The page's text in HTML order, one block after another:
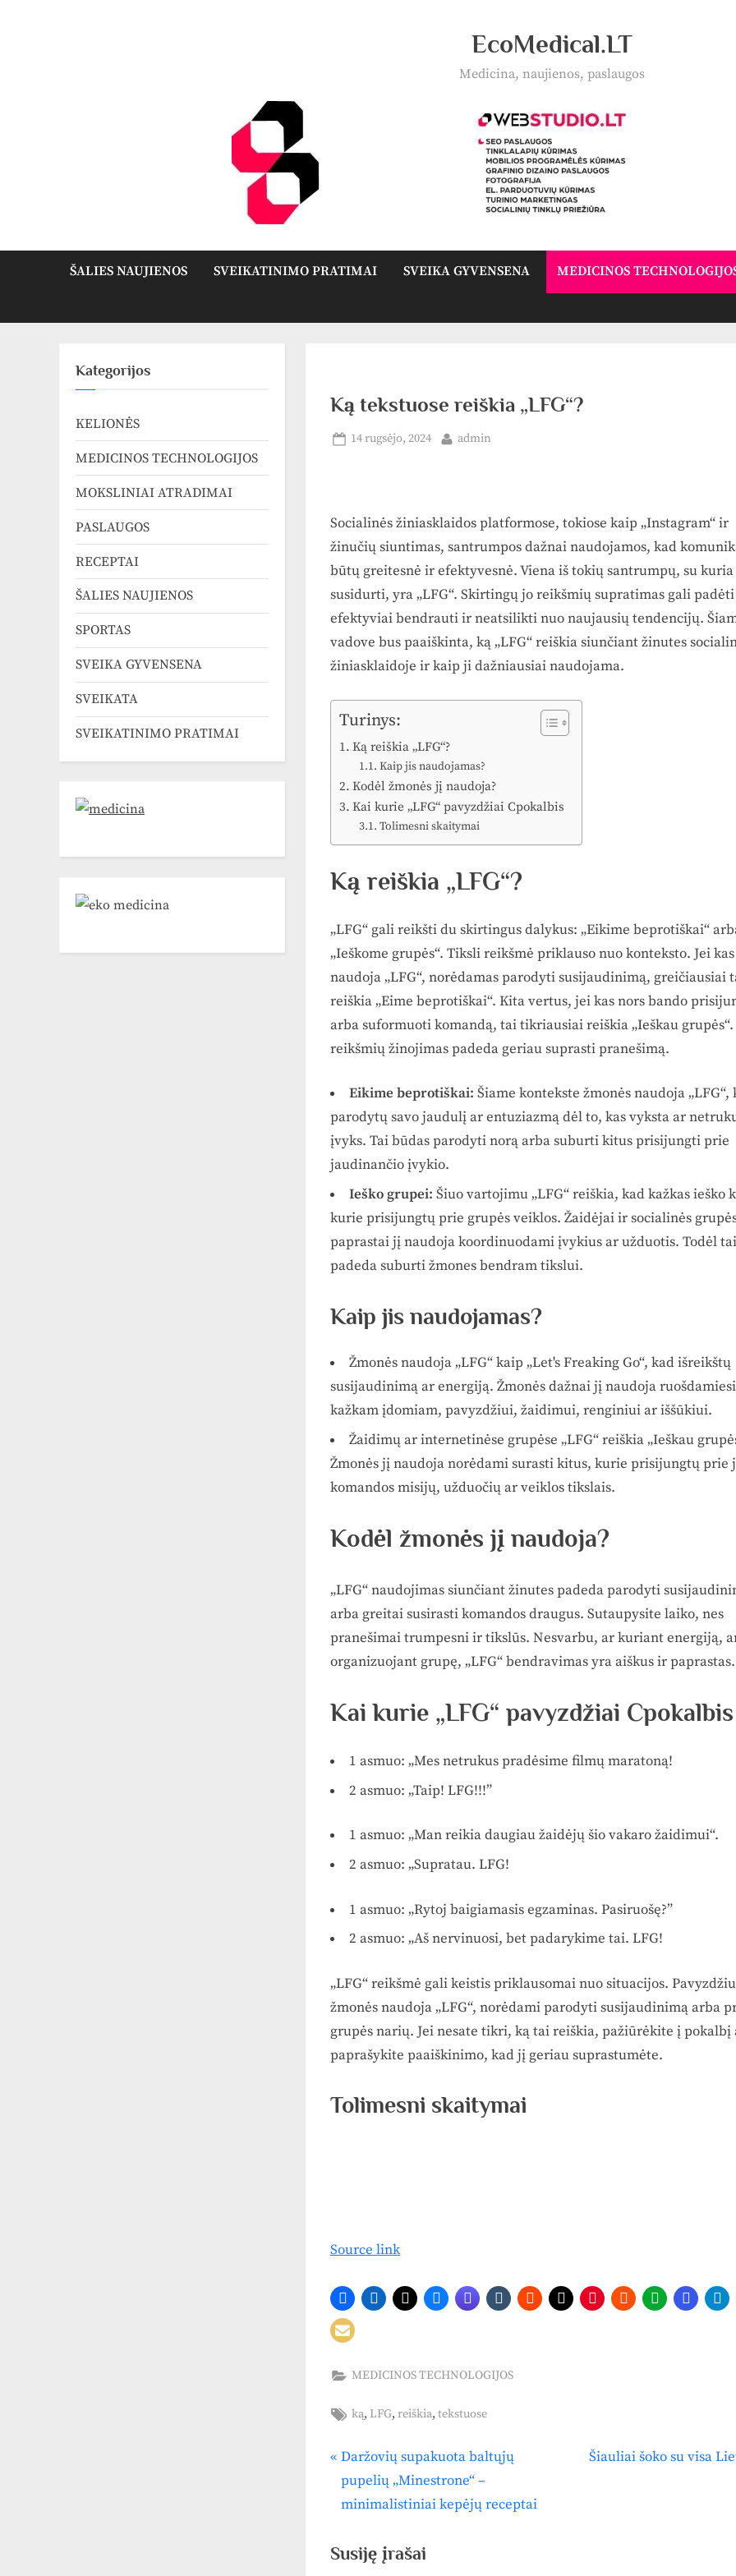
EcoMedical.LT
Medicina, naujienos, paslaugos
ŠALIES NAUJIENOS SVEIKATINIMO PRATIMAI SVEIKA GYVENSENA MEDICINOS
Ką tekstuose reiškia „LFG“?
Posted
14 rugsėjo, 2024 By
admin
Socialinės žiniasklaidos platformose, tokiose kaip „Instagram“ ir
žinučių siuntimas, santrumpos dažnai naudojamos, kad
būtų greitesnė ir efektyvesnė. Viena iš tokių santrumpų, su
susidurti, yra „LFG“. Skirtingų jo reikšmių supratimas gali padėti
efektyviai bendrauti ir neatsilikti nuo naujausių tendencijų.
vadove bus paaiškinta, ką „LFG“ reiškia siunčiant žinutes
žiniasklaidoje ir kaip ji dažniausiai naudojama.
Turinys:
Ką reiškia „LFG“?
Kaip jis naudojamas?
Kodėl žmonės jį naudoja?
Kai kurie „LFG“ pavyzdžiai Cpokalbis
Tolimesni skaitymai
Ką reiškia „LFG“?
„LFG“ gali reikšti du skirtingus dalykus: „Eikime beprotiškai“
„Ieškome grupės“. Tiksli reikšmė priklauso nuo konteksto. Jei
naudoja „LFG“, norėdamas parodyti susijaudinimą, greičiausiai
reiškia „Eime beprotiškai“. Kita vertus, jei kas nors bando
arba suformuoti komandą, tai tikriausiai reiškia „Ieškau grupės“.
reikšmių žinojimas padeda geriau suprasti pranešimą.
Eikime beprotiškai: Šiame kontekste žmonės naudoja „LFG“,
parodytų savo jaudulį ar entuziazmą dėl to, kas vyksta ar
įvyks. Tai būdas parodyti norą arba suburti kitus prisijungti prie
jaudinančio įvykio.
Ieškogrupei: Šiuo vartojimu „LFG“ reiškia, kad kažkas ieško
kurie prisijungtų prie grupės veiklos. Žaidėjai ir socialinės
paprastai jį naudoja koordinuodami įvykius ar užduotis. Todėl tai
padeda suburti žmones bendram tikslui.
Kaip jis naudojamas?
Žmonės naudoja „LFG“ kaip „Let's Freaking Go“, kad išreikštų
susijaudinimą ar energiją. Žmonės dažnai jį naudoja ruošdamiesi
kažkam įdomiam, pavyzdžiui, žaidimui, renginiui ar iššūkiui.
Žaidimų ar internetinėse grupėse „LFG“ reiškia „Ieškau
Žmonės jį naudoja norėdami surasti kitus, kurie prisijungtų prie
komandos misijų, užduočių ar veiklos tikslais.
Kodėl žmonės jį naudoja?
„LFG“ naudojimas siunčiant žinutes padeda parodyti
arba greitai susirasti komandos draugus. Sutaupysite laiko, nes
pranešimai trumpesni ir tikslūs. Nesvarbu, ar kuriant energiją,
organizuojant grupę, „LFG“ bendravimas yra aiškus ir paprastas.
Kai kurie „LFG“ pavyzdžiai Cpokalbis
1 asmuo: „Mes netrukus pradėsime filmų maratoną!
2 asmuo: „Taip! LFG!!!”
1 asmuo: „Man reikia daugiau žaidėjų šio vakaro žaidimui“.
2 asmuo: „Supratau. LFG!
1 asmuo: „Rytoj baigiamasis egzaminas. Pasiruošę?”
2 asmuo: „Aš nervinuosi, bet padarykime tai. LFG!
„LFG“ reikšmė gali keistis priklausomai nuo situacijos.
žmonės naudoja „LFG“, norėdami parodyti susijaudinimą arba
grupės narių. Jei nesate tikri, ką tai reiškia, pažiūrėkite į pokalbį
paprašykite paaiškinimo, kad jį geriau suprastumėte.
Tolimesni skaitymai
Source link
MEDICINOS TECHNOLOGIJOS
Tags:
ką, LFG, reiškia, tekstuose
Navigacija
tarp
P
r
e
i
Daržovių supakuota baltųjų
pupelių „Minestrone“ –
minimalistiniai kepėjų receptai
N
Šiauliai šoko su visa
Susiję įrašai
Kategorijos
KELIONĖS
MEDICINOS TECHNOLOGIJOS
MOKSLINIAI ATRADIMAI
PASLAUGOS
RECEPTAI
ŠALIES NAUJIENOS
SPORTAS
SVEIKA GYVENSENA
SVEIKATA
SVEIKATINIMO PRATIMAI